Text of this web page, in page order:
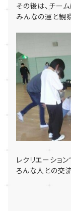
その後は、チー
みんなの運と観
レクリエーショ
ろんな人との交流